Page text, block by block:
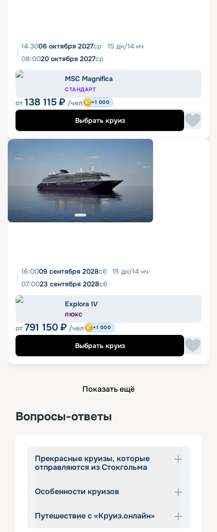
14:3006 октября 2027ср 15 дн/14 нч
08:0020 октября 2027ср
MSC Magnifica
СТАНДАРТ
от 138 115 ₽ /чел +1 000
Выбрать круиз
16:0009 сентября 2028сб 15 дн/14 нч
07:0023 сентября 2028сб
Explora IV
ЛЮКС
от 791 150 ₽ /чел +1 000
Выбрать круиз
Показать ещё
Вопросы-ответы
Прекрасные круизы, которые
отправляются из Стокгольма
Стокгольм – город, в котором
история. Город привлекает туристов
Особенности круизов
В круизе из Стокгольма вас впечатлит
Путешествие с «Круиз.онлайн»